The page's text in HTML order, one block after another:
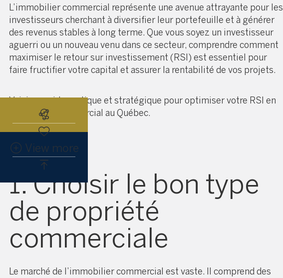
L’immobilier commercial représente une avenue attrayante pour les
investisseurs cherchant à diversifier leur portefeuille et à générer
des revenus stables à long terme. Que vous soyez un investisseur
aguerri ou un nouveau venu dans ce secteur, comprendre comment
maximiser le retour sur investissement (RSI) est essentiel pour
faire fructifier votre capital et assurer la rentabilité de vos projets.
Voici un guide pratique et stratégique pour optimiser votre RSI en
immobilier commercial au Québec.
1. Choisir le bon type
de propriété
commerciale
Le marché de l’immobilier commercial est vaste. Il comprend des
Abonnez-vous à l'alerte immobilière
View more